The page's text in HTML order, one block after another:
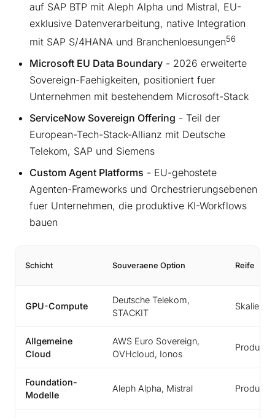
auf SAP BTP mit Aleph Alpha und Mistral, EU-
exklusive Datenverarbeitung, native Integration
mit SAP S/4HANA und Branchenloesungen56
Microsoft EU Data Boundary - 2026 erweiterte
Sovereign-Faehigkeiten, positioniert fuer
Unternehmen mit bestehendem Microsoft-Stack
ServiceNow Sovereign Offering - Teil der
European-Tech-Stack-Allianz mit Deutsche
Telekom, SAP und Siemens
Custom Agent Platforms - EU-gehostete
Agenten-Frameworks und Orchestrierungsebenen
fuer Unternehmen, die produktive KI-Workflows
bauen
Schicht Souveraene Option Reife
GPU-Compute
Deutsche Telekom,
STACKIT
Skaliert
Allgemeine
Cloud
AWS Euro Sovereign,
OVHcloud, Ionos
Foundation-
Modelle
Aleph Alpha, Mistral